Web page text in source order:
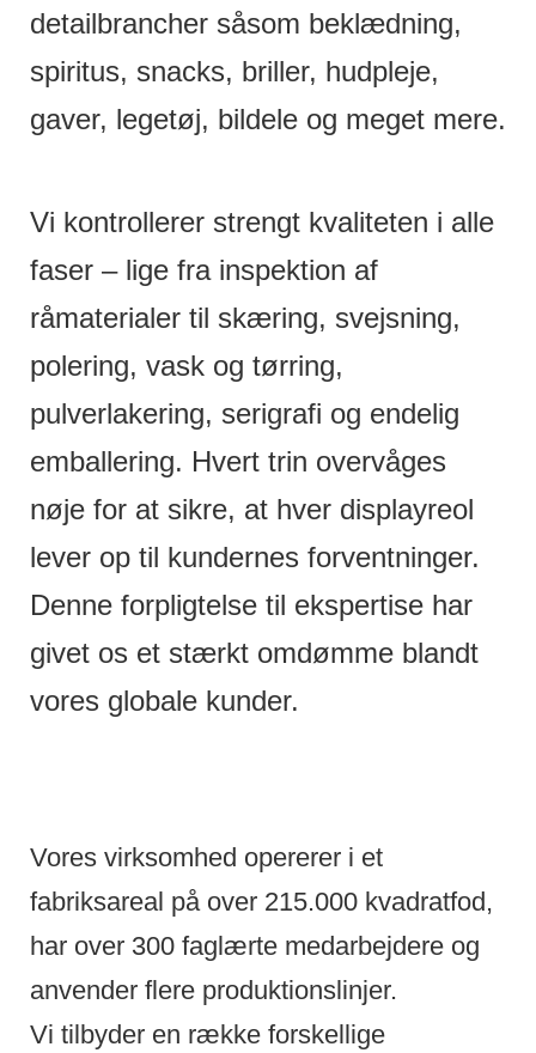
detailbrancher såsom beklædning,
spiritus, snacks, briller, hudpleje,
gaver, legetøj, bildele og meget mere.
Vi kontrollerer strengt kvaliteten i alle
faser – lige fra inspektion af
råmaterialer til skæring, svejsning,
polering, vask og tørring,
pulverlakering, serigrafi og endelig
emballering. Hvert trin overvåges
nøje for at sikre, at hver displayreol
lever op til kundernes forventninger.
Denne forpligtelse til ekspertise har
givet os et stærkt omdømme blandt
vores globale kunder.
Vores virksomhed opererer i et
fabriksareal på over 215.000 kvadratfod,
har over 300 faglærte medarbejdere og
anvender flere produktionslinjer.
Vi tilbyder en række forskellige